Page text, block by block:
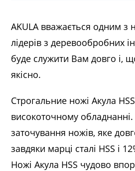
AKULA вважається одним з
лідерів з деревообробних
буде служити Вам довго і,
якісно.
Строгальние ножі Акула
високоточному
заточування ножів, яке
завдяки марці сталі HSS і
Ножі Акула HSS чудово